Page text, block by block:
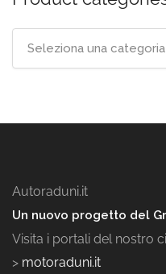
Seleziona una categoria
Autoraduni.it
Un nuovo progetto del
Visita i portali del nostro
> motoraduni.it